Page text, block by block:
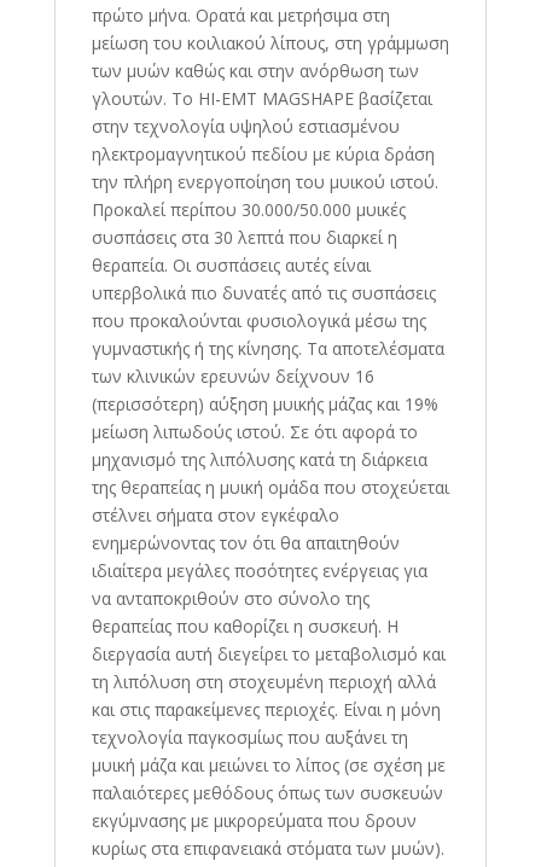
πρώτο μήνα. Ορατά και μετρήσιμα στη
μείωση του κοιλιακού λίπους, στη γράμμωση
των μυών καθώς και στην ανόρθωση των
γλουτών. To HI-EMT MAGSHAPE βασίζεται
στην τεχνολογία υψηλού εστιασμένου
ηλεκτρομαγνητικού πεδίου με κύρια δράση
την πλήρη ενεργοποίηση του μυικού ιστού.
Προκαλεί περίπου 30.000/50.000 μυικές
συσπάσεις στα 30 λεπτά που διαρκεί η
θεραπεία. Οι συσπάσεις αυτές είναι
υπερβολικά πιο δυνατές από τις συσπάσεις
που προκαλούνται φυσιολογικά μέσω της
γυμναστικής ή της κίνησης. Τα αποτελέσματα
των κλινικών ερευνών δείχνουν 16
(περισσότερη) αύξηση μυικής μάζας και 19%
μείωση λιπωδούς ιστού. Σε ότι αφορά το
μηχανισμό της λιπόλυσης κατά τη διάρκεια
της θεραπείας η μυική ομάδα που στοχεύεται
στέλνει σήματα στον εγκέφαλο
ενημερώνοντας τον ότι θα απαιτηθούν
ιδιαίτερα μεγάλες ποσότητες ενέργειας για
να ανταποκριθούν στο σύνολο της
θεραπείας που καθορίζει η συσκευή. Η
διεργασία αυτή διεγείρει το μεταβολισμό και
τη λιπόλυση στη στοχευμένη περιοχή αλλά
και στις παρακείμενες περιοχές. Είναι η μόνη
τεχνολογία παγκοσμίως που αυξάνει τη
μυική μάζα και μειώνει το λίπος (σε σχέση με
παλαιότερες μεθόδους όπως των συσκευών
εκγύμνασης με μικρορεύματα που δρουν
κυρίως στα επιφανειακά στόματα των μυών).